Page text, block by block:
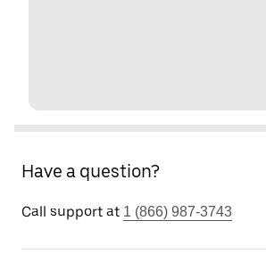
Have a question?
Call support at 1 (866) 987-3743